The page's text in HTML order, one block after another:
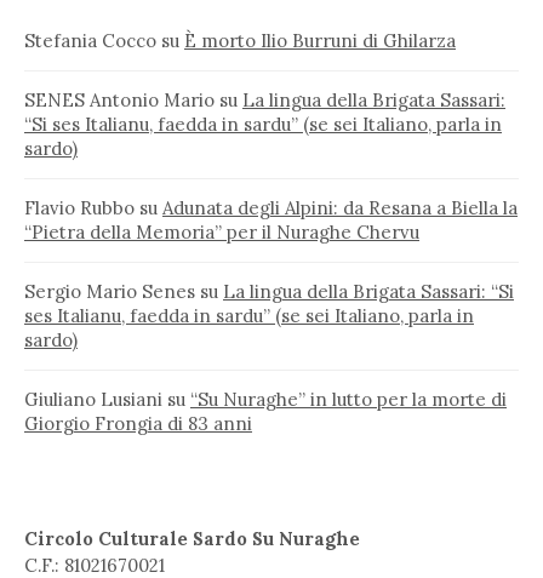
Stefania Cocco su È morto Ilio Burruni di Ghilarza
SENES Antonio Mario su La lingua della Brigata Sassari:
“Si ses Italianu, faedda in sardu” (se sei Italiano, parla in
sardo)
Flavio Rubbo su Adunata degli Alpini: da Resana a Biella la
“Pietra della Memoria” per il Nuraghe Chervu
Sergio Mario Senes su La lingua della Brigata Sassari: “Si
ses Italianu, faedda in sardu” (se sei Italiano, parla in
sardo)
Giuliano Lusiani su “Su Nuraghe” in lutto per la morte di
Giorgio Frongia di 83 anni
Circolo Culturale Sardo Su Nuraghe
C.F.: 81021670021